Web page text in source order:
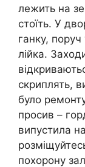
лежить на
стоїть. У
ганку,
лійка.
скриплять,
було
просив –
випустила
похорону